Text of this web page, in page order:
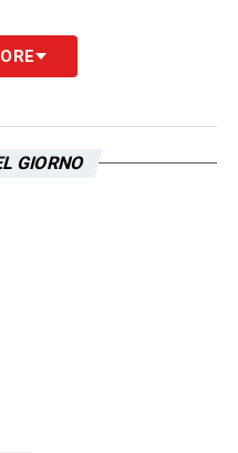
GIORNO